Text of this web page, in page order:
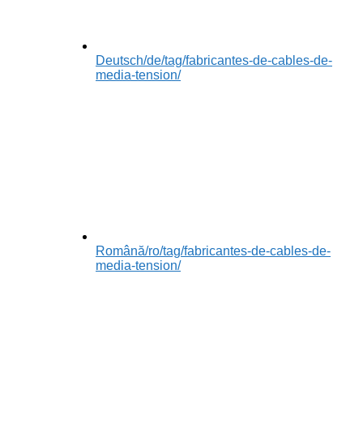
Deutsch/de/tag/fabricantes-de-cables-de-
media-tension/
Română/ro/tag/fabricantes-de-cables-de-
media-tension/